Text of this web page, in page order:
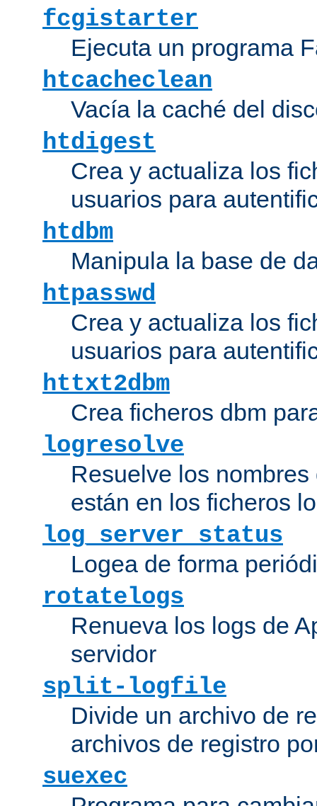
fcgistarter
Ejecuta un programa
htcacheclean
Vacía la caché del
htdigest
Crea y actualiza los
usuarios para
htdbm
Manipula la base de
htpasswd
Crea y actualiza los
usuarios para
httxt2dbm
Crea ficheros dbm
logresolve
Resuelve los
están en los ficheros
log_server_status
Logea de forma
rotatelogs
Renueva los logs de
servidor
split-logfile
Divide un archivo de
archivos de registro
suexec